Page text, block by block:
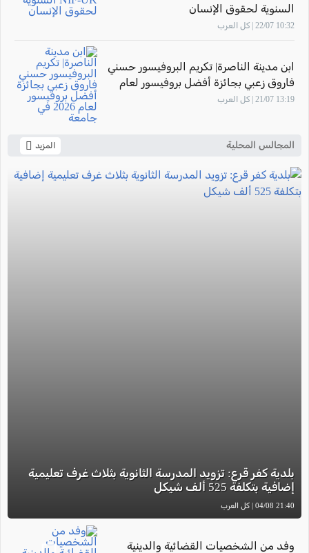
السنوية لحقوق الإنسان
10:32 22/07 | كل العرب
ابن مدينة الناصرة| تكريم البروفيسور حسني
فاروق زعبي بجائزة أفضل بروفيسور لعام
13:19 21/07 | كل العرب
المجالس المحلية المزيد
بلدية كفر قرع: تزويد المدرسة الثانوية بثلاث غرف تعليمية
إضافية بتكلفة 525 ألف شيكل
21:40 04/08 | كل العرب
وفد من الشخصيات القضائية والدينية